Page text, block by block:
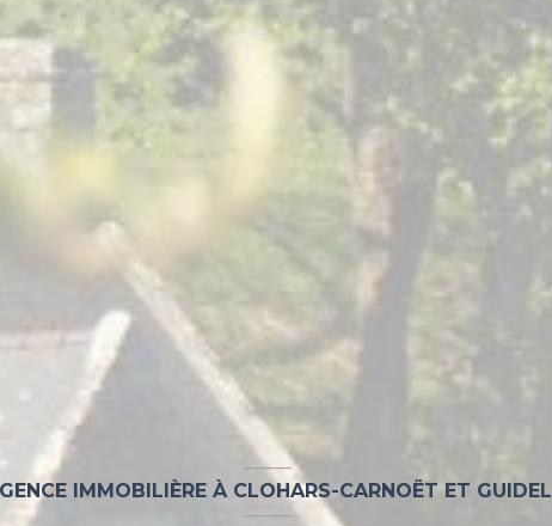
IMMOBILIÈRE À CLOHARS-CARNOËT ET GUIDEL